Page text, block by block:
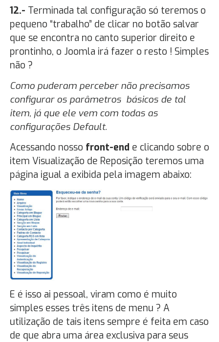
12.- Terminada tal configuração só teremos o
pequeno “trabalho” de clicar no botão salvar
que se encontra no canto superior direito e
prontinho, o Joomla irá fazer o resto ! Simples
não ?
Como puderam perceber não precisamos
configurar os parâmetros básicos de tal
item, já que ele vem com todas as
configurações Default.
Acessando nosso front-end e clicando sobre o
item Visualização de Reposição teremos uma
página igual a exibida pela imagem abaixo:
E é isso ai pessoal, viram como é muito
simples esses três itens de menu ? A
utilização de tais itens sempre é feita em caso
de que abra uma área exclusiva para seus